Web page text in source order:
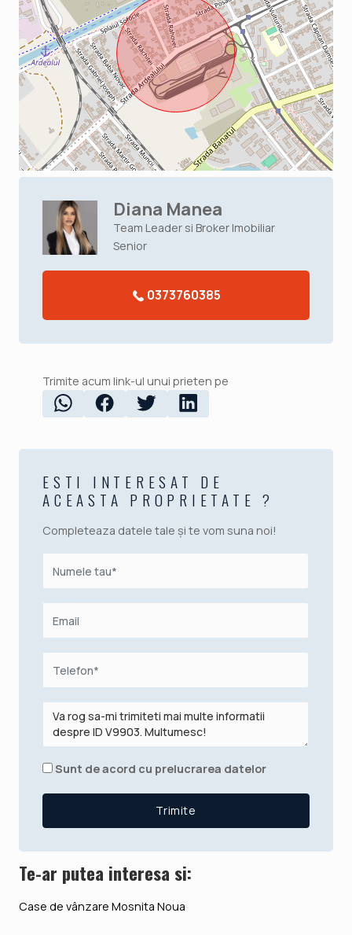
Diana Manea
Team Leader si Broker Imobiliar
Senior
0373760385
Trimite acum link-ul unui prieten pe
ESTI INTERESAT DE
ACEASTA PROPRIETATE ?
Completeaza datele tale și te vom suna noi!
Sunt de acord cu prelucrarea datelor
Te-ar putea interesa si:
Case de vânzare Mosnita Noua